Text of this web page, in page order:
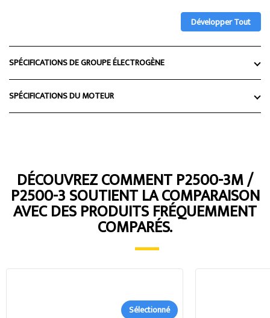
Développer Tout
SPÉCIFICATIONS DE GROUPE ÉLECTROGÈNE
SPÉCIFICATIONS DU MOTEUR
DÉCOUVREZ COMMENT P2500-3M /
P2500-3 SOUTIENT LA COMPARAISON
AVEC DES PRODUITS FRÉQUEMMENT
COMPARÉS.
Sélectionné